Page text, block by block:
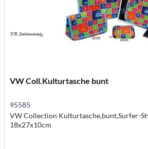
VW Coll.Kulturtasche bunt
95585
VW Collection Kulturtasche,bunt,Surfer-
18x27x10cm